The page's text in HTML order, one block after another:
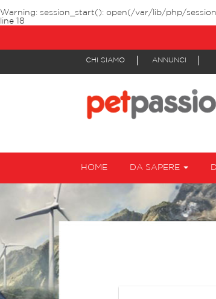
Warning: session_start(): open(/var/lib/php/
line 18
CHI SIAMO ANNUNCI
HOME DA SAPERE